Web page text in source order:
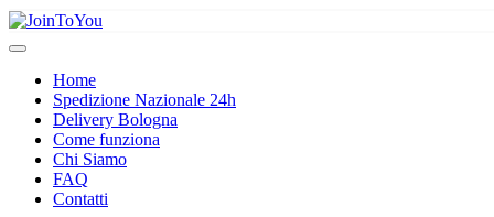
Home
Spedizione Nazionale 24h
Delivery Bologna
Come funziona
Chi Siamo
FAQ
Contatti